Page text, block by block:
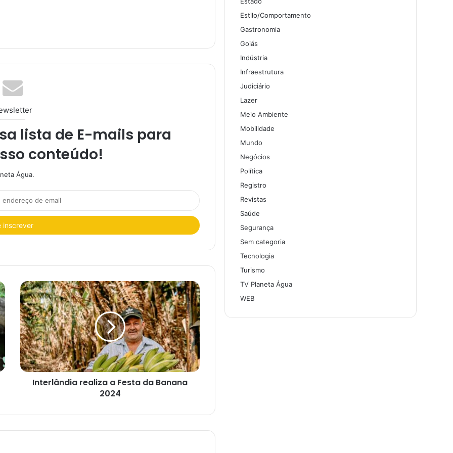
lista de E-mails para
conteúdo!
Água.
Interlândia realiza a Festa da Banana
2024
Estilo/Comportamento
Gastronomia
Goiás
Indústria
Infraestrutura
Judiciário
Lazer
Meio Ambiente
Mobilidade
Mundo
Negócios
Política
Registro
Revistas
Saúde
Segurança
Sem categoria
Tecnologia
Turismo
TV Planeta Água
WEB